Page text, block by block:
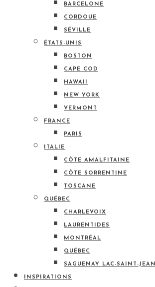
BARCELONE
CORDOUE
SÉVILLE
ÉTATS-UNIS
BOSTON
CAPE COD
HAWAII
NEW YORK
VERMONT
FRANCE
PARIS
ITALIE
CÔTE AMALFITAINE
CÔTE SORRENTINE
TOSCANE
QUÉBEC
CHARLEVOIX
LAURENTIDES
MONTRÉAL
QUÉBEC
SAGUENAY LAC-SAINT-JEAN
INSPIRATIONS